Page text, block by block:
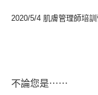
2020/5/4 肌膚管理師培
不論您是⋯⋯